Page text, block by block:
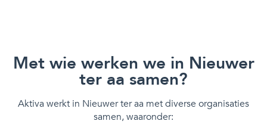
Met wie werken we in Nieuwer
ter aa samen?
Aktiva werkt in Nieuwer ter aa met diverse organisaties
samen, waaronder: